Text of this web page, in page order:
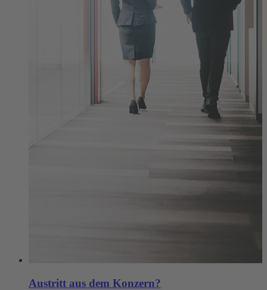
Austritt aus dem Konzern?